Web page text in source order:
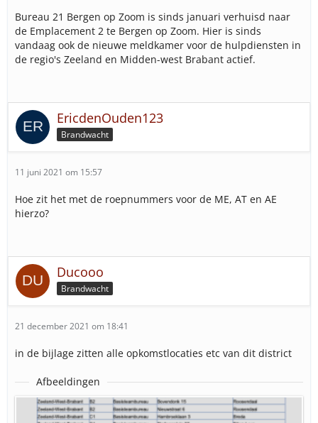
Bureau 21 Bergen op Zoom is sinds januari verhuisd naar
de Emplacement 2 te Bergen op Zoom. Hier is sinds
vandaag ook de nieuwe meldkamer voor de hulpdiensten in
de regio's Zeeland en Midden-west Brabant actief.
EricdenOuden123
Brandwacht
11 juni 2021 om 15:57
Hoe zit het met de roepnummers voor de ME, AT en AE
hierzo?
Ducooo
Brandwacht
21 december 2021 om 18:41
in de bijlage zitten alle opkomstlocaties etc van dit district
Afbeeldingen